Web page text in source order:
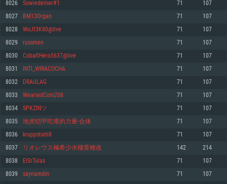
최소사양
운영체제: Windows 10 (64 bit)
프로세서: 2.2 GHz 듀얼코어 이상
메모리: 4GB
그래픽 카드: DirectX 11 이상을 지원하는 AMD Radeon 77XX / NVIDIA
GeForce GT 660. 최소 사양 해상도: 720p
네트워크: 브로드밴드 인터넷
여유 저장 공간: 22.1 GB (최소 클라이언트)
권장 사양
최소사양
운영체제: Mac OS Big Sur 11.0
프로세서: 최소 2.2 GHz의 Core i5 (Intel Xeon 은 지원하지 않습니다)
메모리: 6 GB
그래픽 카드: Metal 을 지원하는 Intel Iris Pro 5200 (Mac), 혹은 이와 비슷한 성
능을 가지는 Mac 버전의 AMD/Nvidia. 최소 해상도: 720p
네트워크: 브로드밴드 인터넷
여유 저장 공간: 22.1 GB (최소 클라이언트)
권장 사양
최소사양
운영체제: 64bit Linux 중 최신 버전
프로세서: 2.4 GHz 듀얼코어
메모리: 4 GB
그래픽 카드: Vulkan 을 지원하고, 최신 그래픽 드라이버를 지원하는 NVIDIA
660 (6개월 미만) 혹은 그와 동급의 성능을 가지며 최신 그래픽 드라이버를 지
원하는 AMD (6개월 미만; 최소사양 지원 해상도 720p)
네트워크: 브로드밴드 인터넷
여유 저장 공간: 22.1 GB (최소 클라이언트)
권장 사양
운영체제: Ubuntu 20.04 64bit
프로세서: Intel Core i7
메모리: 16 GB
8026 Sowiedeiner#1 71 107
8027 BM13Organ 71 107
8028 WoJt3K80@live 71 107
8029 russmen 71 107
8030 CobaltHero5637@live 71 107
8031 INTI_WIRACOCHA 71 107
8032 DRAULAG 71 107
8033 WeariedCoin208 71 107
8034 SPKZINツ 71 107
8035 地虎铠甲吃瘪的力量-合体 71 107
8036 kruppstahl8 71 107
8037 リオレウス極希少水棲亜種改 142 214
8038 ElSrTulas 71 107
8039 saynamdin 71 107